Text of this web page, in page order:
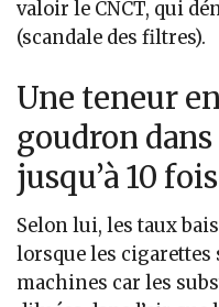
valoir le CNCT, qui
(scandale des filtres).
Une teneur
goudron
jusqu’à 10
Selon lui, les taux
lorsque les cigarettes
machines car les